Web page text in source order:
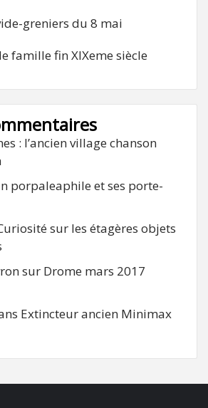
greniers du 8 mai
famille fin XIXeme siècle
: l’ancien village chanson
porpaleaphile et ses porte-
sur les étagères objets
sur Drome mars 2017
Extincteur ancien Minimax